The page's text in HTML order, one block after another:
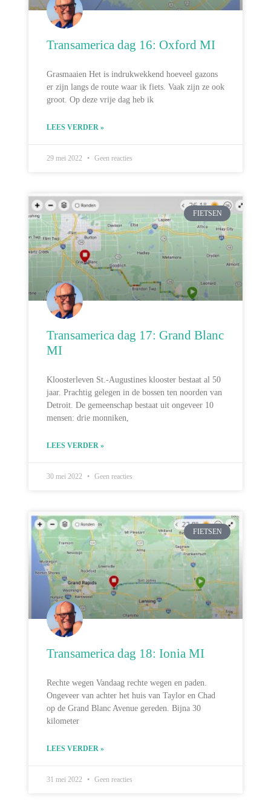
Transamerica dag 16: Oxford MI
Grasmaaien Het is indrukwekkend hoeveel gazons
er zijn langs de route waar ik fiets. Vaak zijn ze ook
groot. Op deze vrije dag heb ik
LEES VERDER »
29 mei 2022 Geen reacties
FIETSEN
Transamerica dag 17: Grand Blanc
MI
Kloosterleven St.-Augustines klooster bestaat al 50
jaar. Prachtig gelegen in de bossen ten noorden van
Detroit. De gemeenschap bestaat uit ongeveer 10
mensen: drie monniken,
LEES VERDER »
30 mei 2022 Geen reacties
FIETSEN
Transamerica dag 18: Ionia MI
Rechte wegen Vandaag rechte wegen en paden.
Ongeveer van achter het huis van Taylor en Chad
op de Grand Blanc Avenue gereden. Bijna 30
kilometer
LEES VERDER »
31 mei 2022 Geen reacties